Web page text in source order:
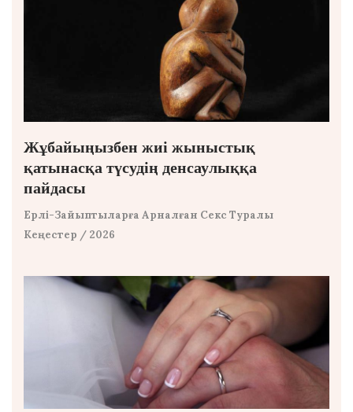
Жұбайыңызбен жиі жыныстық
қатынасқа түсудің денсаулыққа
пайдасы
Ерлі-Зайыптыларға Арналған Секс Туралы
Кеңестер / 2026